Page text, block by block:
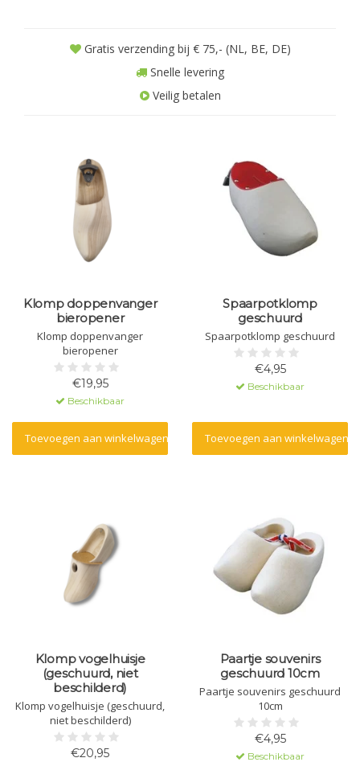
Gratis verzending bij € 75,- (NL, BE, DE)
Snelle levering
Veilig betalen
Klomp doppenvanger
bieropener
Klomp doppenvanger
bieropener
€19,95
Beschikbaar
Toevoegen aan winkelwagen
Spaarpotklomp
geschuurd
Spaarpotklomp geschuurd
€4,95
Beschikbaar
Toevoegen aan winkelwagen
Klomp vogelhuisje
(geschuurd, niet
beschilderd)
Klomp vogelhuisje (geschuurd,
niet beschilderd)
€20,95
Paartje souvenirs
geschuurd 10cm
Paartje souvenirs geschuurd
10cm
€4,95
Beschikbaar